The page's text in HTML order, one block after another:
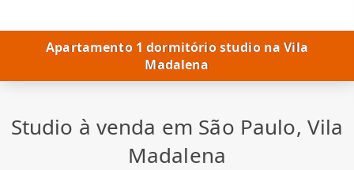
Apartamento 1 dormitório studio na Vila
Madalena
Studio à venda em São Paulo, Vila
Madalena